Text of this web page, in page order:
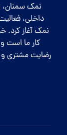
نمک
داخلی،
نمک آغاز کرد.
کار ما است
رضایت مشتری